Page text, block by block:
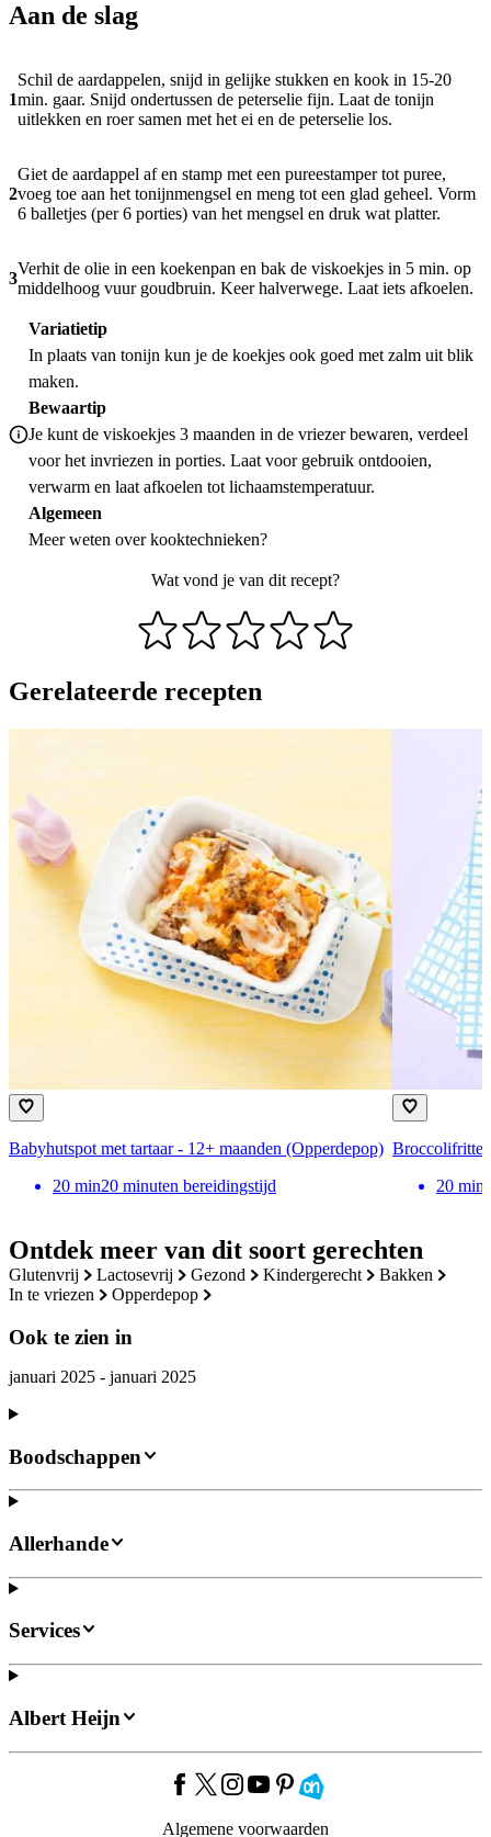
Ontdek meer van dit soort gerechten
glutenvrij lactosevrij gezond kindergerecht
bakken
in te vriezen
Opperdepop
Ook te zien in
januari 2025 - januari 2025
Aan de slag
1
Schil de aardappelen, snijd in gelijke stukken en kook in 15-20
min. gaar. Snijd ondertussen de peterselie fijn. Laat de tonijn
uitlekken en roer samen met het ei en de peterselie los.
2
Giet de aardappel af en stamp met een pureestamper tot puree,
voeg toe aan het tonijnmengsel en meng tot een glad geheel. Vorm
6 balletjes (per 6 porties) van het mengsel en druk wat platter.
3
Verhit de olie in een koekenpan en bak de viskoekjes in 5 min. op
middelhoog vuur goudbruin. Keer halverwege. Laat iets afkoelen.
Variatietip
In plaats van tonijn kun je de koekjes ook goed met zalm uit blik
maken.
Bewaartip
Je kunt de viskoekjes 3 maanden in de vriezer bewaren, verdeel
voor het invriezen in porties. Laat voor gebruik ontdooien,
verwarm en laat afkoelen tot lichaamstemperatuur.
Algemeen
Meer weten overkooktechnieken?
Wat vond je van dit recept?
Gerelateerde recepten
Babyhutspot met tartaar - 12+ maanden (Opperdepop)
20 min20 minuten bereidingstijd
20 min
Boodschappen
Allerhande
Services
Albert Heijn
Algemene voorwaarden